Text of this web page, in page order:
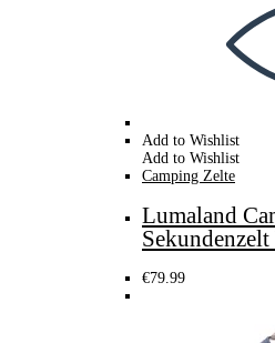
Add to Wishlist
Add to Wishlist
Camping Zelte
Lumaland
€79.99